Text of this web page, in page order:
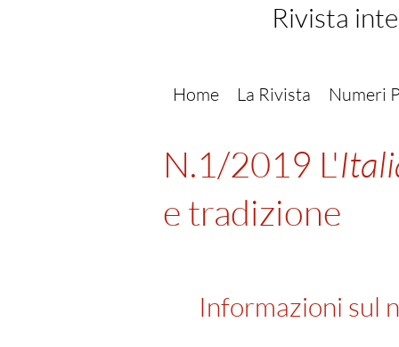
Rivista
Home La Rivista Numeri
N.1/2019 L'
e tradizione
Informazioni sul